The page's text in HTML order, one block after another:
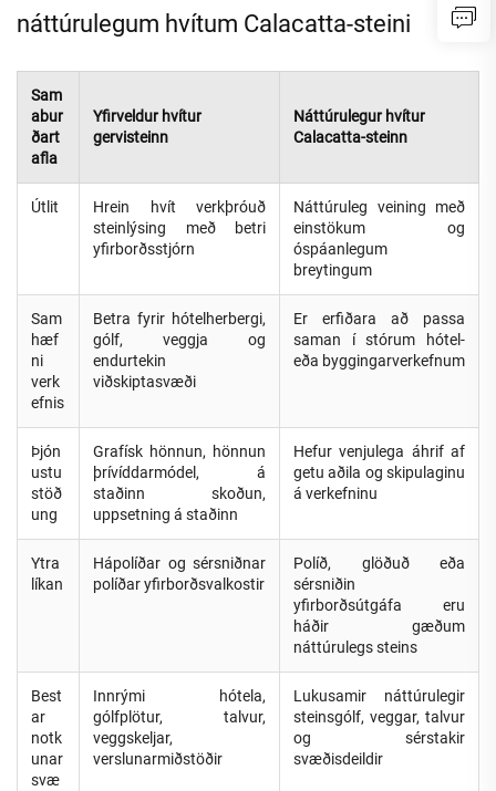
náttúrulegum hvítum Calacatta-steini
Sam
abur
ðart
afla
Yfirveldur hvítur
gervisteinn
Náttúrulegur hvítur
Calacatta-steinn
Útlit
Hrein hvít verkþróuð
steinlýsing með betri
yfirborðsstjórn
Náttúruleg veining með
einstökum og
óspáanlegum
breytingum
Sam
hæf
ni
verk
efnis
Betra fyrir hótelherbergi,
gólf, veggja og
endurtekin
viðskiptasvæði
Er erfiðara að passa
saman í stórum hótel-
eða byggingarverkefnum
Þjón
ustu
stöð
ung
Grafísk hönnun, hönnun
þrívíddarmódel, á
staðinn skoðun,
uppsetning á staðinn
Hefur venjulega áhrif af
getu aðila og skipulaginu
á verkefninu
Ytra
líkan
Hápolíðar og sérsniðnar
políðar yfirborðsvalkostir
Políð, glöðuð eða
sérsniðin
yfirborðsútgáfa eru
háðir gæðum
náttúrulegs steins
Best
ar
notk
unar
svæ
Innrými hótela,
gólfplötur, talvur,
veggskeljar,
verslunarmiðstöðir
Lukusamir náttúrulegir
steinsgólf, veggar, talvur
og sérstakir
svæðisdeildir